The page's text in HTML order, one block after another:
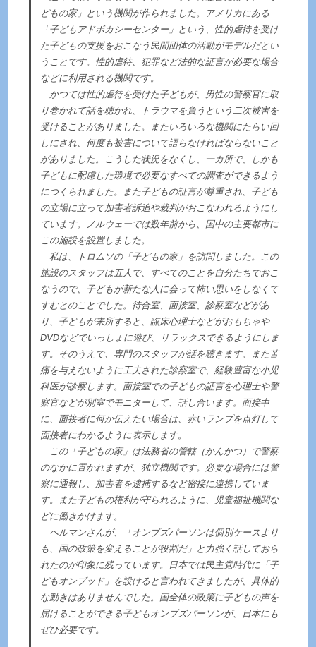
どもの家」という機関が作られました。アメリカにある
「子どもアドボカシーセンター」という、性的虐待を受け
た子どもの支援をおこなう民間団体の活動がモデルだとい
うことです。性的虐待、犯罪など法的な証言が必要な場合
などに利用される機関です。
かつては性的虐待を受けた子どもが、男性の警察官に取
り巻かれて話を聴かれ、トラウマを負うという二次被害を
受けることがありました。またいろいろな機関にたらい回
しにされ、何度も被害について語らなければならないこと
がありました。こうした状況をなくし、一カ所で、しかも
子どもに配慮した環境で必要なすべての調査ができるよう
につくられました。また子どもの証言が尊重され、子ども
の立場に立って加害者訴追や裁判がおこなわれるようにし
ています。ノルウェーでは数年前から、国中の主要都市に
この施設を設置しました。
私は、トロムソの「子どもの家」を訪問しました。この
施設のスタッフは五人で、すべてのことを自分たちでおこ
なうので、子どもが新たな人に会って怖い思いをしなくて
すむとのことでした。待合室、面接室、診察室などがあ
り、子どもが来所すると、臨床心理士などがおもちゃや
DVDなどでいっしょに遊び、リラックスできるようにしま
す。そのうえで、専門のスタッフが話を聴きます。また苦
痛を与えないように工夫された診察室で、経験豊富な小児
科医が診察します。面接室での子どもの証言を心理士や警
察官などが別室でモニターして、話し合います。面接中
に、面接者に何か伝えたい場合は、赤いランプを点灯して
面接者にわかるように表示します。
この「子どもの家」は法務省の管轄（かんかつ）で警察
のなかに置かれますが、独立機関です。必要な場合には警
察に通報し、加害者を逮捕するなど密接に連携していま
す。また子どもの権利が守られるように、児童福祉機関な
どに働きかけます。
ヘルマンさんが、「オンブズパーソンは個別ケースより
も、国の政策を変えることが役割だ」と力強く話しておら
れたのが印象に残っています。日本では民主党時代に「子
どもオンブッド」を設けると言われてきましたが、具体的
な動きはありませんでした。国全体の政策に子どもの声を
届けることができる子どもオンブズパーソンが、日本にも
ぜひ必要です。